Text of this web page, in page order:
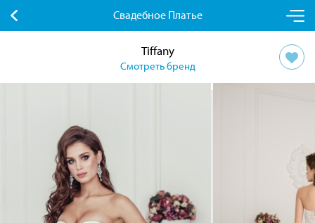
Свадебное Платье
Tiffany
Смотреть бренд